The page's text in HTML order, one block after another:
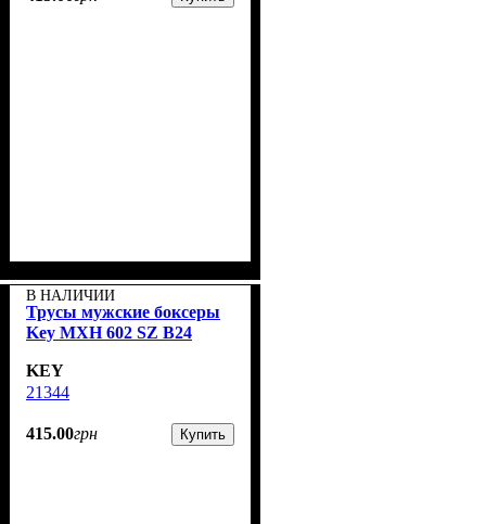
В НАЛИЧИИ
Трусы мужские боксеры
Key MXH 602 SZ B24
KEY
21344
415.00грн Купить